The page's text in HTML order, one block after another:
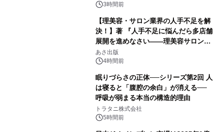
発売3時間前
【理美容・サロン業界の人手不足を解
決！】著 『人手不足に悩んだら多店舗
展開を進めなさい――理美容サロン
「多店舗展開」の教科書』2026年8月
24日（月）発売
あさ出版
4時間前
眠りづらさの正体──シリーズ第2回 人
は寝ると「腹腔の余白」が消える──
呼吸が弱まる本当の構造的理由
トラタニ株式会社
5時間前